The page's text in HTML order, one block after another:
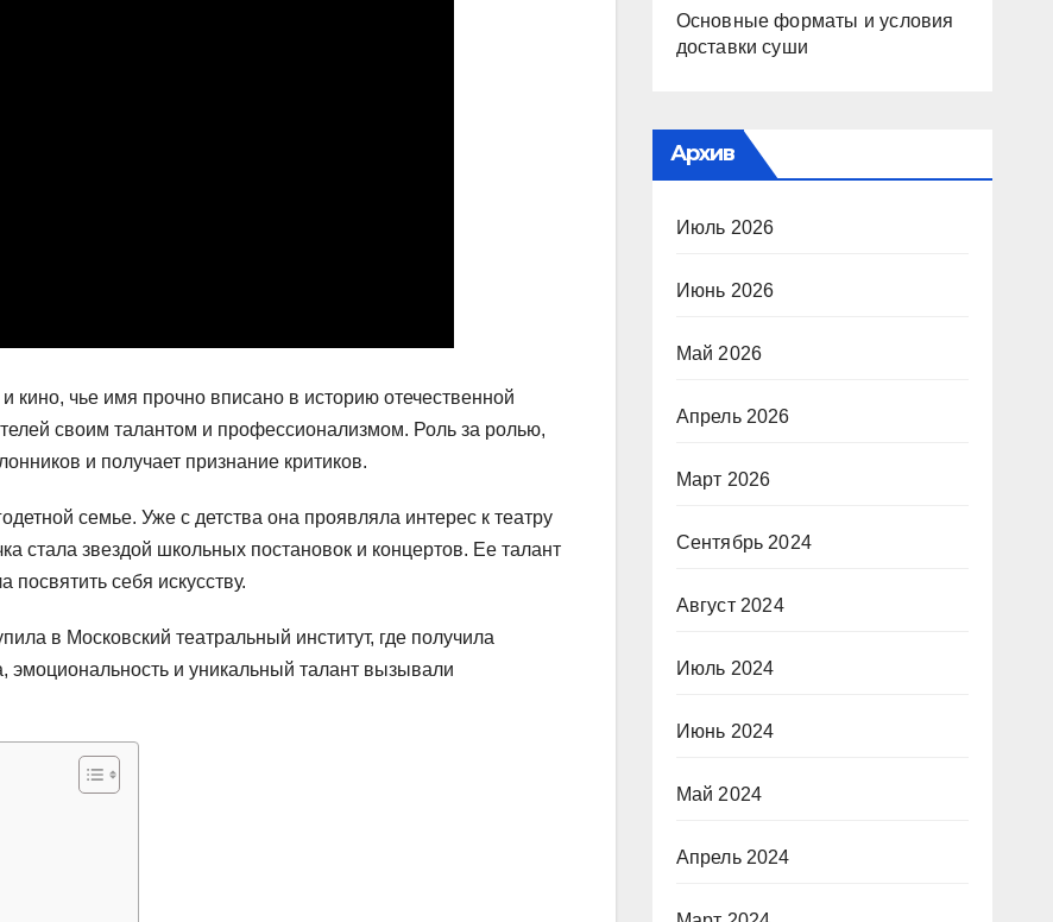
кино, чье имя прочно вписано в историю отечественной
своим талантом и профессионализмом. Роль за ролью,
и получает признание критиков.
семье. Уже с детства она проявляла интерес к театру
стала звездой школьных постановок и концертов. Ее талант
себя искусству.
в Московский театральный институт, где получила
и уникальный талант вызывали
Основные форматы и условия
доставки суши
Архив
Июль 2026
Июнь 2026
Май 2026
Апрель 2026
Март 2026
Сентябрь 2024
Август 2024
Июль 2024
Июнь 2024
Май 2024
Апрель 2024